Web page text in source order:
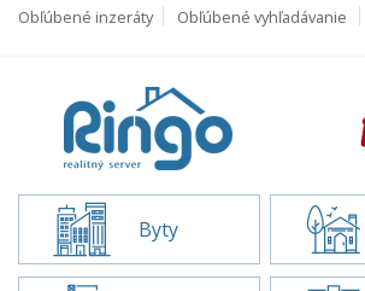
Obľúbené inzeráty Obľúbené vyhľadávanie
Byty